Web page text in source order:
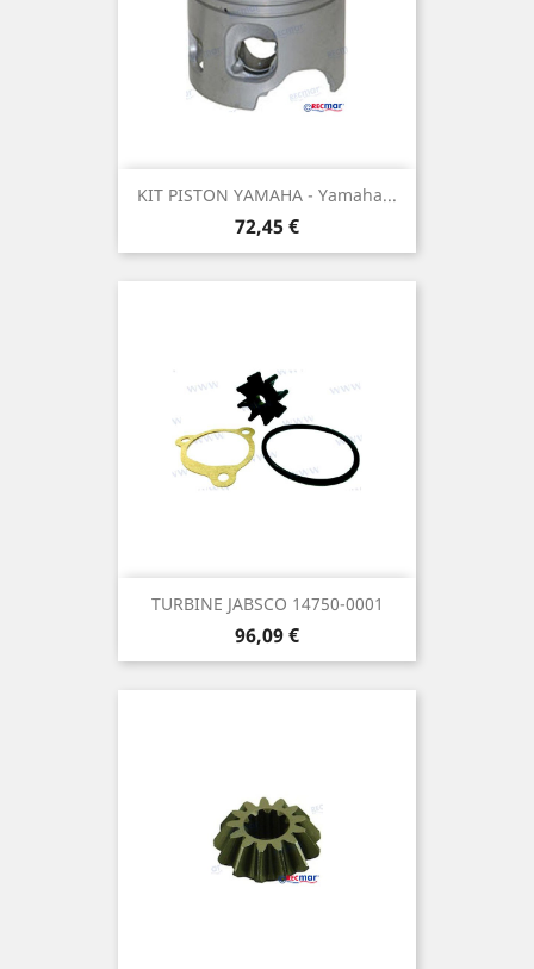
KIT PISTON YAMAHA - Yamaha...
Prix
72,45 €
TURBINE JABSCO 14750-0001
Prix
96,09 €